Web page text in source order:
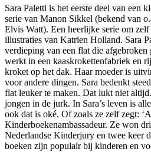
Sara Paletti is het eerste deel van een
serie van Manon Sikkel (bekend van
Elvis Watt). Een heerlijke serie om
illustraties van Katrien Holland. Sara
verdieping van een flat die afgebroken
werkt in een kaaskrokettenfabriek en
kroket op het dak. Haar moeder is
voor andere dingen. Sara bedenkt
flat leuker te maken. Dat lukt niet
jongen in de jurk. In Sara’s leven is
ook dat is oké. Of zoals ze zelf zegt:
Kinderboekenambassadeur. Ze won
Nederlandse Kinderjury en twee keer
boeken zijn populair bij kinderen en